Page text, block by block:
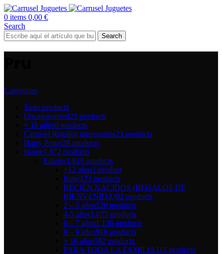
0 items 0,00 €
Search
Search
Categorías
Todo products
Uncategorized23 products
+ 18 años0 products
Carrusel Regalos interesantes23 products
Harry Potter28 products
Home1.872 products
Edades1.818 products
+12 años1 product
Bebé173 products
RECIÉN NACIDOS (REGALOS DE
BIENVENIDA)92 products
2 – 3 años520 products
4-5 años1.075 products
6 – 7 años1.136 products
8 – 9 años918 products
+ 10 años582 products
PARA TODA LA FAMILIA115 products